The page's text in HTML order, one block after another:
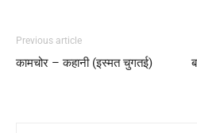
Previous article
कामचोर – कहानी (इस्मत चुगतई)